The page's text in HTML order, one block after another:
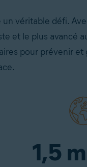
un véritable défi.
et le plus avancé
pour prévenir et
1,5